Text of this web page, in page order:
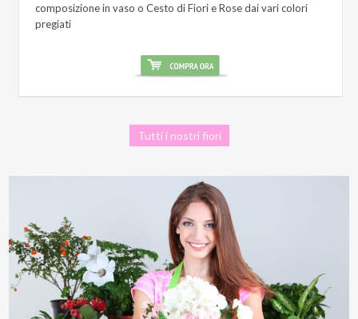
composizione in vaso o Cesto di Fiori e Rose dai vari colori
pregiati
Tutti i nostri fiori